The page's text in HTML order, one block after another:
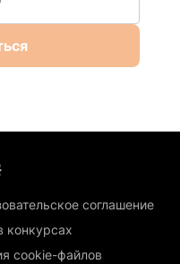
соглашение
конкурсах
cookie-файлов